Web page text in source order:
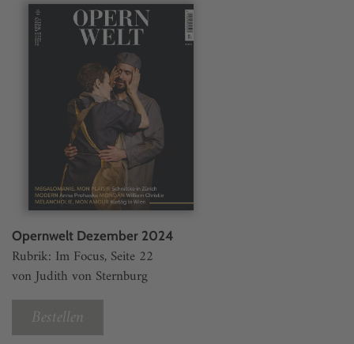
Opernwelt Dezember 2024
Rubrik: Im Focus, Seite 22
von Judith von Sternburg
Bestellen